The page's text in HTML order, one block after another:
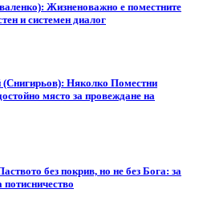
Жизненоважно е поместните
и системен диалог
Няколко Поместни
място за провеждане на
без покрив, но не без Бога: за
потисничество